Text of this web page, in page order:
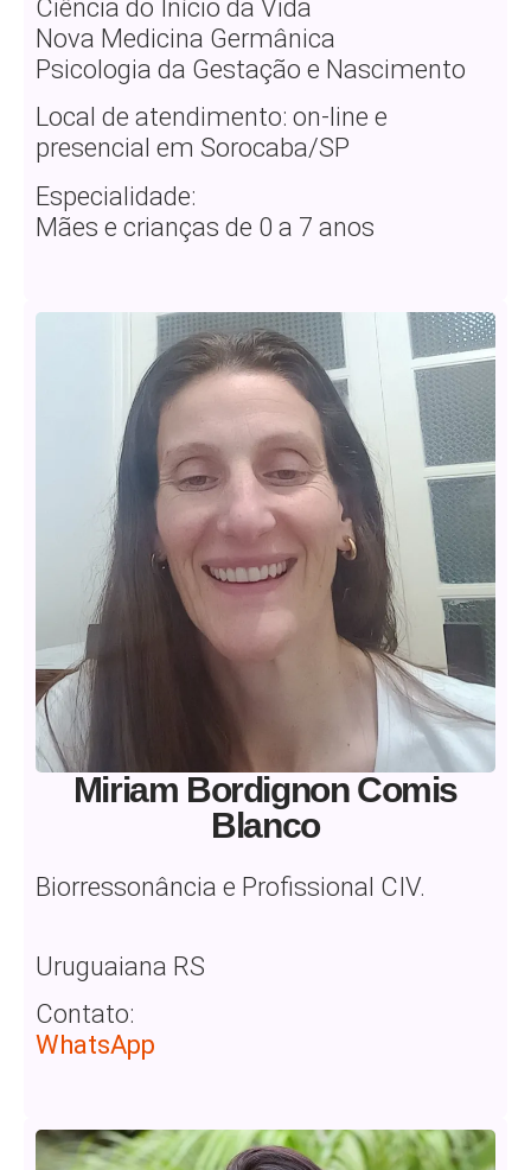
Ciência do Início da Vida
Nova Medicina Germânica
Psicologia da Gestação e Nascimento
Local de atendimento: on-line e
presencial em Sorocaba/SP
Especialidade:
Mães e crianças de 0 a 7 anos
Miriam Bordignon Comis
Blanco
Biorressonância e Profissional CIV.
Uruguaiana RS
Contato:
WhatsApp